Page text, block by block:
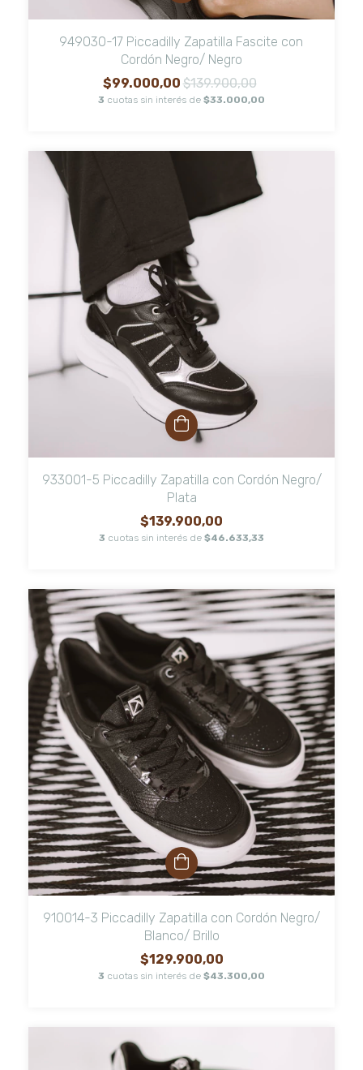
949030-17 Piccadilly Zapatilla Fascite con
Cordón Negro/ Negro
$99.000,00$139.900,00
3 cuotas sin interés de $33.000,00
933001-5 Piccadilly Zapatilla con Cordón Negro/
Plata
$139.900,00
3 cuotas sin interés de $46.633,33
910014-3 Piccadilly Zapatilla con Cordón Negro/
Blanco/ Brillo
$129.900,00
3 cuotas sin interés de $43.300,00